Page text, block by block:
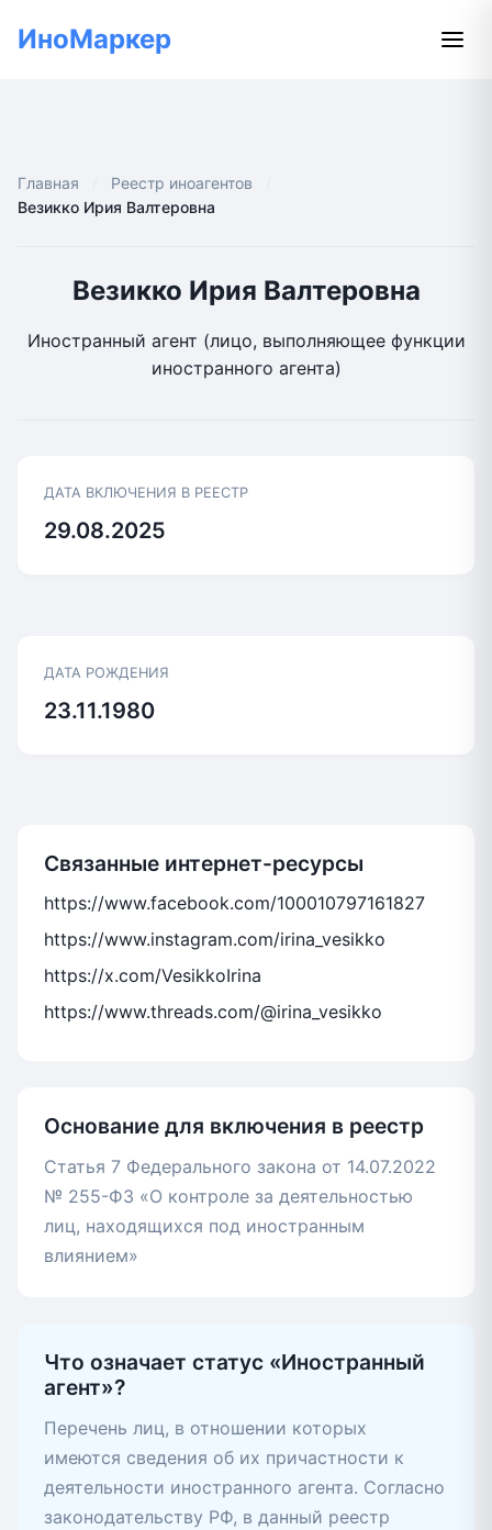
ИноМаркер
Главная
Реестр иноагентов
Везикко Ирия Валтеровна
Везикко Ирия Валтеровна
Иностранный агент (лицо, выполняющее функции
иностранного агента)
ДАТА ВКЛЮЧЕНИЯ В РЕЕСТР
29.08.2025
ДАТА РОЖДЕНИЯ
23.11.1980
Связанные интернет-ресурсы
https://www.facebook.com/100010797161827
https://www.instagram.com/irina_vesikko
https://x.com/VesikkoIrina
https://www.threads.com/@irina_vesikko
Основание для включения в реестр
Статья 7 Федерального закона от 14.07.2022
№ 255-ФЗ «О контроле за деятельностью
лиц, находящихся под иностранным
влиянием»
Что означает статус «Иностранный
агент»?
Перечень лиц, в отношении которых
имеются сведения об их причастности к
деятельности иностранного агента. Согласно
законодательству РФ, в данный реестр